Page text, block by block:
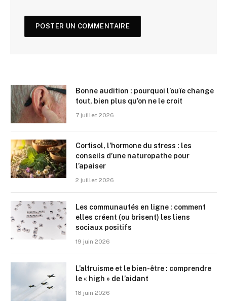
Bonne audition : pourquoi l’ouïe change
tout, bien plus qu’on ne le croit
7 juillet 2026
Cortisol, l’hormone du stress : les
conseils d’une naturopathe pour
l’apaiser
2 juillet 2026
Les communautés en ligne : comment
elles créent (ou brisent) les liens
sociaux positifs
19 juin 2026
L’altruisme et le bien-être : comprendre
le « high » de l’aidant
18 juin 2026